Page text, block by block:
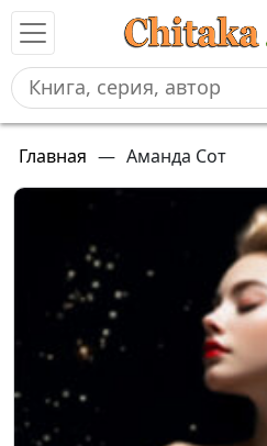
Главная — Аманда Сот